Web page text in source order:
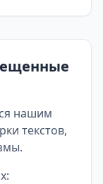
нашим
текстов,